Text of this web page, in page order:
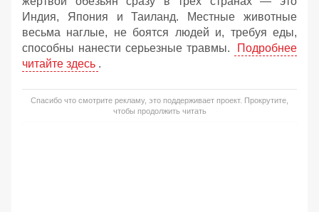
Индия, Япония и Таиланд. Местные животные
весьма наглые, не боятся людей и, требуя еды,
способны нанести серьезные травмы.
Подробнее
читайте здесь .
Спасибо что смотрите рекламу, это поддерживает проект. Прокрутите,
чтобы продолжить читать